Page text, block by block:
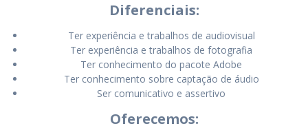
Diferenciais:
Ter experiência e trabalhos de audiovisual
Ter experiência e trabalhos de fotografia
Ter conhecimento do pacote Adobe
Ter conhecimento sobre captação de áudio
Ser comunicativo e assertivo
Oferecemos: